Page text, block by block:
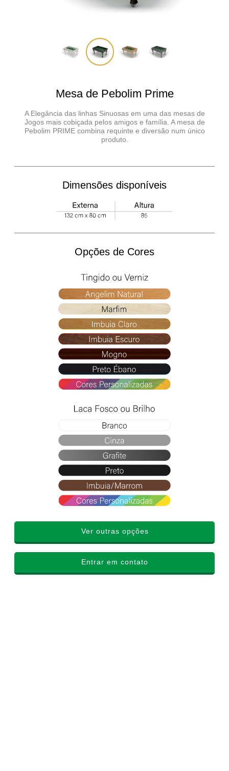
Chamar no Whatsapp
Mesa de Pebolim Prime
A Elegância das linhas Sinuosas em uma das mesas de
Jogos mais cobiçada pelos amigos e família. A mesa de
Pebolim PRIME combina requinte e diversão num único
produto.
Dimensões disponíveis
Opções de Cores
Ver outras opções
Entrar em contato